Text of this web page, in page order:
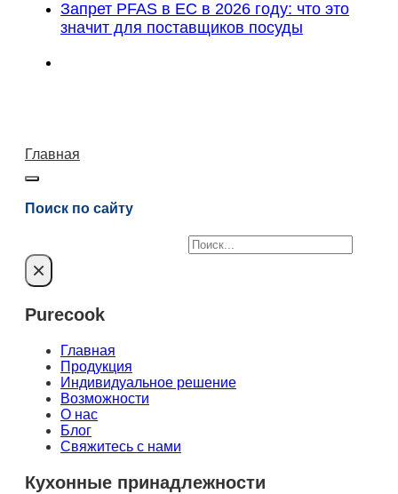
Запрет PFAS в ЕС в 2026 году: что это
значит для поставщиков посуды
Главная
Поиск по сайту
Поиск
×
Purecook
Главная
Продукция
Индивидуальное решение
Возможности
О нас
Блог
Свяжитесь с нами
Кухонные принадлежности